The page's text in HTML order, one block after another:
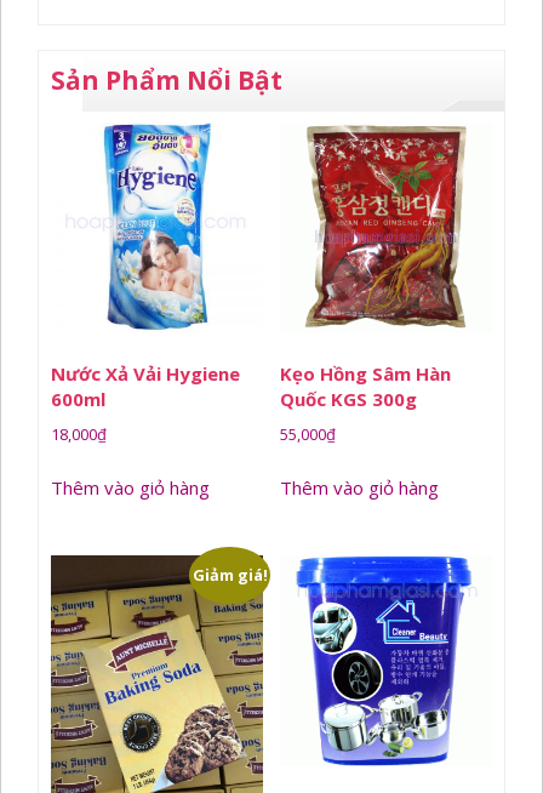
Sản Phẩm Nổi Bật
Nước Xả Vải Hygiene
600ml
18,000₫
Thêm vào giỏ hàng
Kẹo Hồng Sâm Hàn
Quốc KGS 300g
55,000₫
Thêm vào giỏ hàng
Giảm giá!